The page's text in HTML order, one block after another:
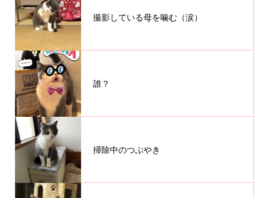
撮影している母を噛む（涙）
誰？
掃除中のつぶやき